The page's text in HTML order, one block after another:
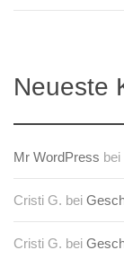
Neueste
Mr WordPress bei
Cristi G. bei
Cristi G. bei